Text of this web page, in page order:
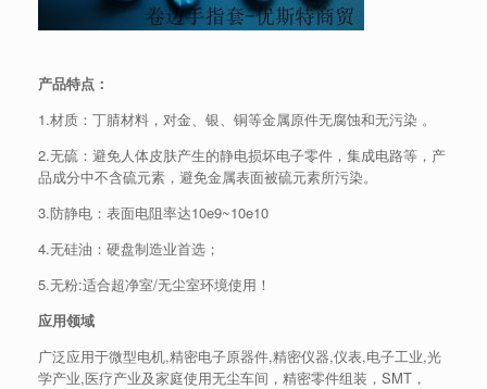
产品特点：
1.材质：丁腈材料，对金、银、铜等金属原件无腐蚀和无污染 。
2.无硫：避免人体皮肤产生的静电损坏电子零件，集成电路等，产
品成分中不含硫元素，避免金属表面被硫元素所污染。
3.防静电：表面电阻率达10e9~10e10
4.无硅油：硬盘制造业首选；
5.无粉:适合超净室/无尘室环境使用！
应用领域
广泛应用于微型电机,精密电子原器件,精密仪器,仪表,电子工业,光
学产业,医疗产业及家庭使用无尘车间，精密零件组装，SMT，